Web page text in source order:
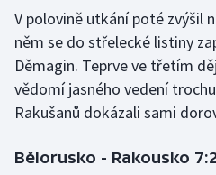
Ostatní
V polovině utkání poté zvýšil
něm se do střelecké listiny
Děmagin. Teprve ve třetím
vědomí jasného vedení
Rakušanů dokázali sami
Bělorusko - Rakousko